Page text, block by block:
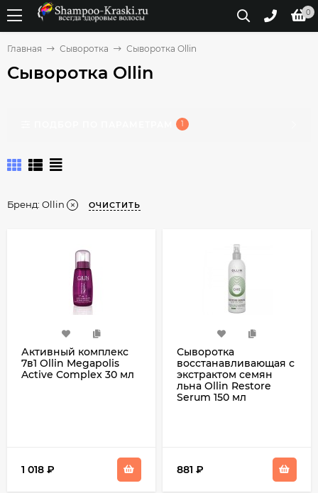
0
Главная Сыворотка Сыворотка Ollin
Сыворотка Ollin
1
Бренд: Ollin ОЧИСТИТЬ
Активный комплекс
7в1 Ollin Megapolis
Active Complex 30 мл
1 018 ₽
Сыворотка
восстанавливающая с
экстрактом семян
льна Ollin Restore
Serum 150 мл
881 ₽